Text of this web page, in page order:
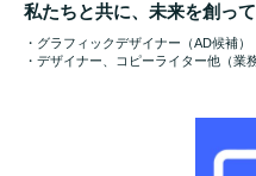
私たちと共に、未来を創っ
・グラフィックデザイナー（AD候補）
・デザイナー、コピーライター他（業